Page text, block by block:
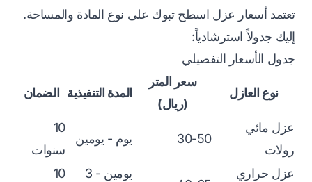
تعتمد أسعار عزل اسطح تبوك على نوع المادة والمساحة.
إليك جدولاً استرشادياً:
جدول الأسعار التفصيلي
نوع العازل
سعر المتر
(ريال)
المدة التنفيذية الضمان
عزل مائي
رولات
30-50 يوم - يومين
10
سنوات
عزل حراري
يومين - 3 10